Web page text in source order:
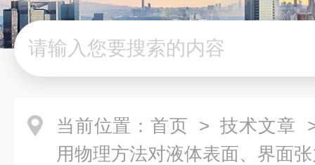
当前位置： 首页 > 技术文章
用物理方法对液体表面、界面